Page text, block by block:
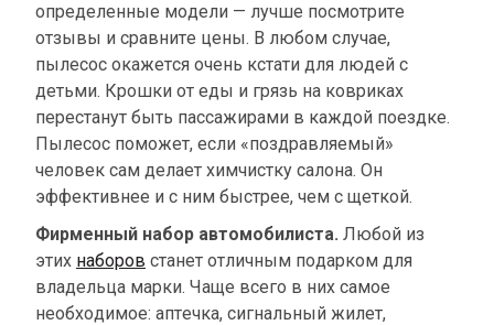
определенные модели — лучше посмотрите
отзывы и сравните цены. В любом случае,
пылесос окажется очень кстати для людей с
детьми. Крошки от еды и грязь на ковриках
перестанут быть пассажирами в каждой поездке.
Пылесос поможет, если «поздравляемый»
человек сам делает химчистку салона. Он
эффективнее и с ним быстрее, чем с щеткой.
Фирменный набор автомобилиста. Любой из
этих наборов станет отличным подарком для
владельца марки. Чаще всего в них самое
необходимое: аптечка, сигнальный жилет,